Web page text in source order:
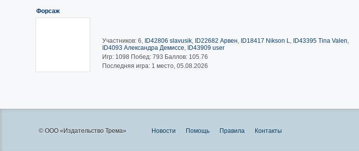
Форсаж
Участников: 6, ID42806 slavusik, ID22682 Арвен, ID18417 Nikson L, ID43395 Tina Valen,
ID4093 Александра Демиссе, ID43909 user
Игр: 1098 Побед: 793 Баллов: 105.76
Последняя игра: 1 место, 05.08.2026
© ООО «Издательство Трема» Новости Помощь Правила Контакты